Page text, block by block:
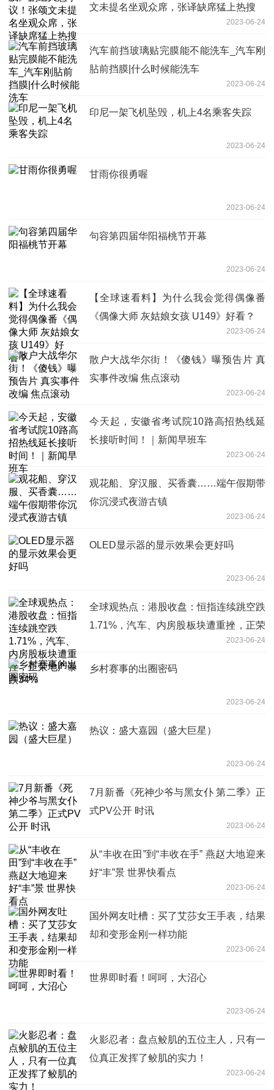
文未提名坐观众席，张译缺席猛上热搜
2023-06-24
汽车前挡玻璃贴完膜能不能洗车_汽车刚
胋前挡膜|什么时候能洗车
2023-06-24
印尼一架飞机坠毁，机上4名乘客失踪
2023-06-24
甘雨你很勇喔
2023-06-24
句容第四届华阳福桃节开幕
2023-06-24
【全球速看料】为什么我会觉得偶像番
《偶像大师 灰姑娘女孩 U149》好看？
2023-06-24
散户大战华尔街！《傻钱》曝预告片 真
实事件改编 焦点滚动
2023-06-24
今天起，安徽省考试院10路高招热线延
长接听时间！｜新闻早班车
2023-06-24
观花船、穿汉服、买香囊……端午假期带
你沉浸式夜游古镇
2023-06-24
OLED显示器的显示效果会更好吗
2023-06-24
全球观热点：港股收盘：恒指连续跳空跌
1.71%，汽车、内房股板块遭重挫，正荣
2023-06-24
乡村赛事的出圈密码
2023-06-24
热议：盛大嘉园（盛大巨星）
2023-06-24
7月新番《死神少爷与黑女仆 第二季》正
式PV公开 时讯
2023-06-24
从“丰收在田”到“丰收在手” 燕赵大地迎来
好“丰”景 世界快看点
2023-06-24
国外网友吐槽：买了艾莎女王手表，结果
却和变形金刚一样功能
2023-06-24
世界即时看！呵呵，大沼心
2023-06-24
火影忍者：盘点鲛肌的五位主人，只有一
位真正发挥了鲛肌的实力！
2023-06-24